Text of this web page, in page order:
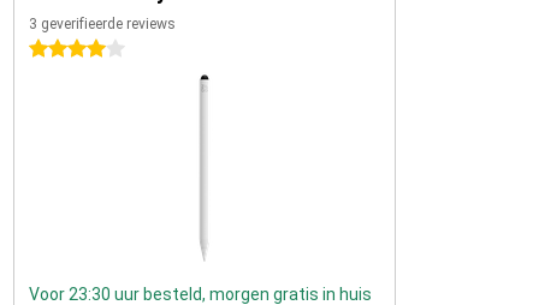
3 geverifieerde reviews
4 sterren
Voor 23:30 uur besteld, morgen gratis in huis